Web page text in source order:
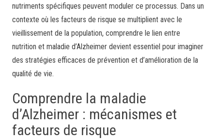
nutriments spécifiques peuvent moduler ce processus. Dans un
contexte où les facteurs de risque se multiplient avec le
vieillissement de la population, comprendre le lien entre
nutrition et maladie d’Alzheimer devient essentiel pour imaginer
des stratégies efficaces de prévention et d’amélioration de la
qualité de vie.
Comprendre la maladie
d’Alzheimer : mécanismes et
facteurs de risque